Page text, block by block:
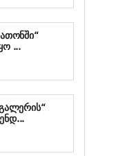
...